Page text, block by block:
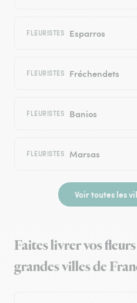
FLEURISTES Esparros
FLEURISTES Fréchendets
FLEURISTES Banios
FLEURISTES Marsas
Voir toutes les
Faites livrer vos
grandes villes de